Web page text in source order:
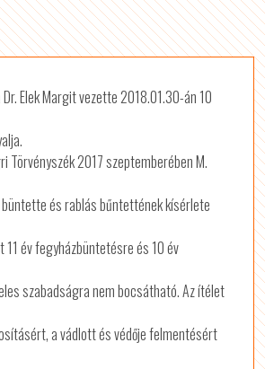
Elek Margit vezette 2018.01.30-án 10
Törvényszék 2017 szeptemberében M.
és rablás bűntettének kísérlete
év fegyházbüntetésre és 10 év
szabadságra nem bocsátható. Az ítélet
a vádlott és védője felmentésért